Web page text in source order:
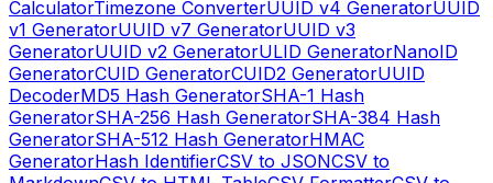
CalculatorTimezone ConverterUUID v4 GeneratorUUID
v1 GeneratorUUID v7 GeneratorUUID v3
GeneratorUUID v2 GeneratorULID GeneratorNanoID
GeneratorCUID GeneratorCUID2 GeneratorUUID
DecoderMD5 Hash GeneratorSHA-1 Hash
GeneratorSHA-256 Hash GeneratorSHA-384 Hash
GeneratorSHA-512 Hash GeneratorHMAC
GeneratorHash IdentifierCSV to JSONCSV to